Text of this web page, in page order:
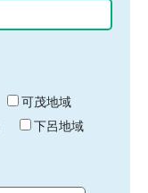
可茂地域
下呂地域